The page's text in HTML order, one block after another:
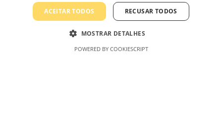
Informação
ACEITAR TODOS RECUSAR TODOS
MOSTRAR DETALHES
POWERED BY COOKIESCRIPT